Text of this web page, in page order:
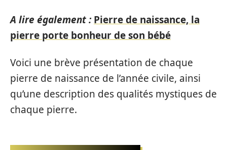
A lire également : Pierre de naissance, la
pierre porte bonheur de son bébé
Voici une brève présentation de chaque
pierre de naissance de l’année civile, ainsi
qu’une description des qualités mystiques de
chaque pierre.